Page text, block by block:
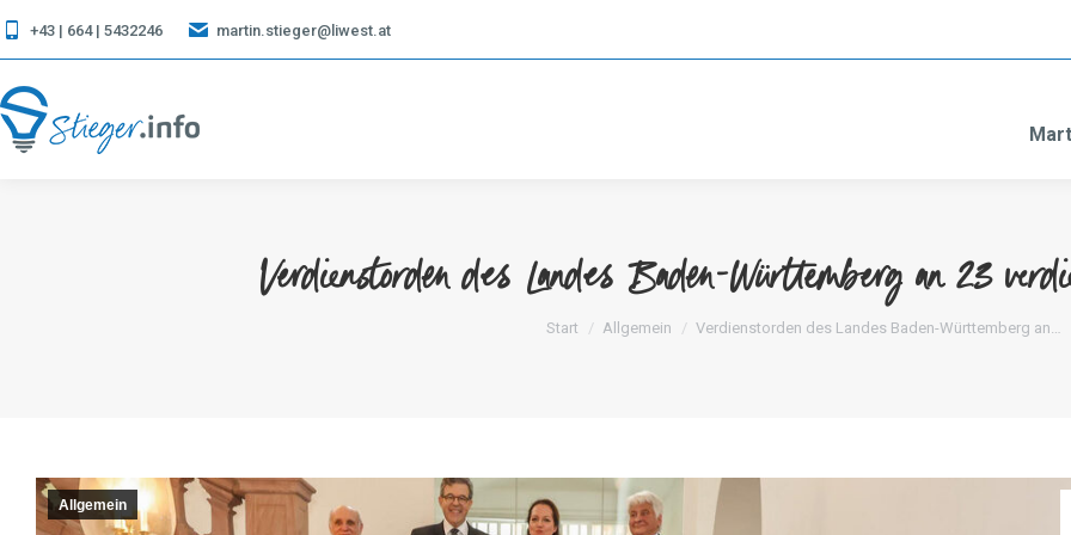
+43 | 664 | 5432246 martin.stieger@liwest.at
Verdienstorden des Landes Baden-Württemberg an 23
Sie befinden sich hier:
Start Allgemein Verdienstorden des Landes Baden-Württemberg an…
Allgemein